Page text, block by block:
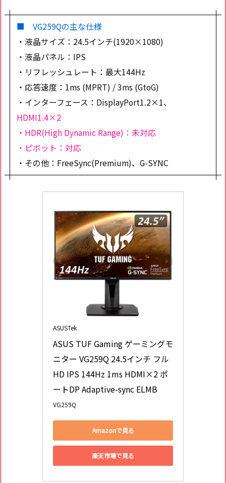
■ VG259Qの主な仕様
・液晶サイズ：24.5インチ(1920×1080)
・液晶パネル：IPS
・リフレッシュレート：最大144Hz
・応答速度：1ms (MPRT) / 3ms (GtoG)
・インターフェース：DisplayPort1.2×1、
HDMI1.4×2
・HDR(High Dynamic Range)：未対応
・ピボット：対応
・その他：FreeSync(Premium)、G-SYNC
ASUSTek
ASUS TUF Gaming ゲーミングモ
ニター VG259Q 24.5インチ フル
HD IPS 144Hz 1ms HDMI×2 ポ
ートDP Adaptive-sync ELMB
VG259Q
Amazonで見る
楽天市場で見る